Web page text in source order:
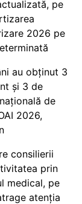
pe
2026 pe
au obținut 3
și 3 de
de
2026,
consilierii
prin
medical, pe
atenția